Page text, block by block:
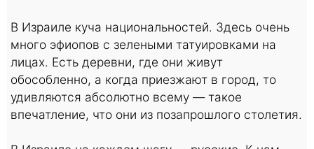
В Израиле куча национальностей. Здесь очень
много эфиопов с зелеными татуировками на
лицах. Есть деревни, где они живут
обособленно, а когда приезжают в город, то
удивляются абсолютно всему — такое
впечатление, что они из позапрошлого столетия.